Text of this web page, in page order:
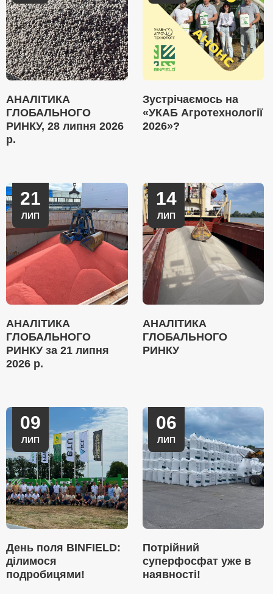
АНАЛІТИКА
ГЛОБАЛЬНОГО
РИНКУ, 28 липня 2026
р.
Зустрічаємось на
«УКАБ Агротехнології
2026»?
21
ЛИП
АНАЛІТИКА
ГЛОБАЛЬНОГО
РИНКУ за 21 липня
2026 р.
14
ЛИП
АНАЛІТИКА
ГЛОБАЛЬНОГО
РИНКУ
09
ЛИП
День поля BINFIELD:
ділимося
подробицями!
06
ЛИП
Потрійний
суперфосфат уже в
наявності!